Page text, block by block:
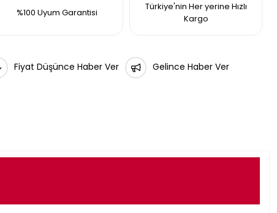
%100 Uyum Garantisi
Türkiye'nin Her yerine Hızlı
Kargo
Fiyat Düşünce Haber Ver Gelince Haber Ver